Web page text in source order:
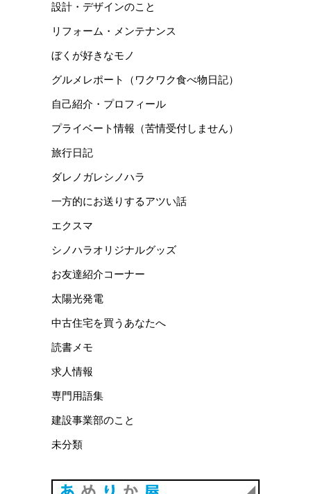
設計・デザインのこと
リフォーム・メンテナンス
ぼくが好きなモノ
グルメレポート（ワクワク食べ物日記）
自己紹介・プロフィール
プライベート情報（苦情受付しません）
旅行日記
ダレノガレシノハラ
一方的にお送りするアツい話
エクスマ
シノハラオリジナルグッズ
お友達紹介コーナー
太陽光発電
中古住宅を買うあなたへ
読書メモ
求人情報
専門用語集
建設事業部のこと
未分類